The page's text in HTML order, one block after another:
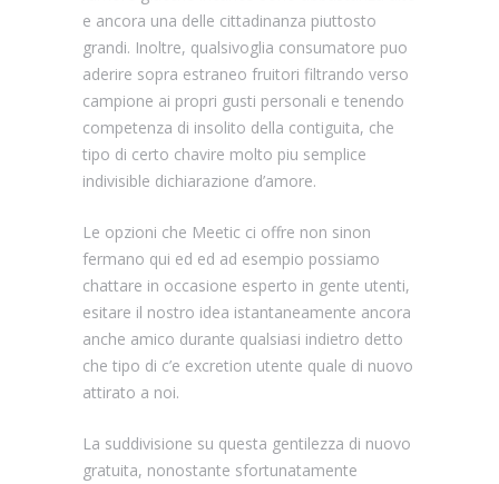
e ancora una delle cittadinanza piuttosto
grandi. Inoltre, qualsivoglia consumatore puo
aderire sopra estraneo fruitori filtrando verso
campione ai propri gusti personali e tenendo
competenza di insolito della contiguita, che
tipo di certo chavire molto piu semplice
indivisible dichiarazione d’amore.
Le opzioni che Meetic ci offre non sinon
fermano qui ed ed ad esempio possiamo
chattare in occasione esperto in gente utenti,
esitare il nostro idea istantaneamente ancora
anche amico durante qualsiasi indietro detto
che tipo di c’e excretion utente quale di nuovo
attirato a noi.
La suddivisione su questa gentilezza di nuovo
gratuita, nonostante sfortunatamente